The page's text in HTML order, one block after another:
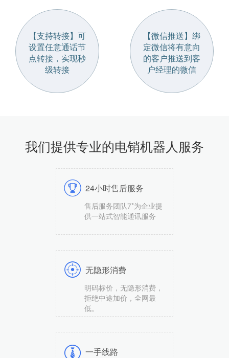
【支持转接】可
设置任意通话节
点转接，实现秒
级转接
【微信推送】绑
定微信将有意向
的客户推送到客
户经理的微信
我们提供专业的电销机器人服务
24小时售后服务
售后服务团队7*为企业提
供一站式智能通讯服务
无隐形消费
明码标价，无隐形消费，
拒绝中途加价，全网最
低。
一手线路